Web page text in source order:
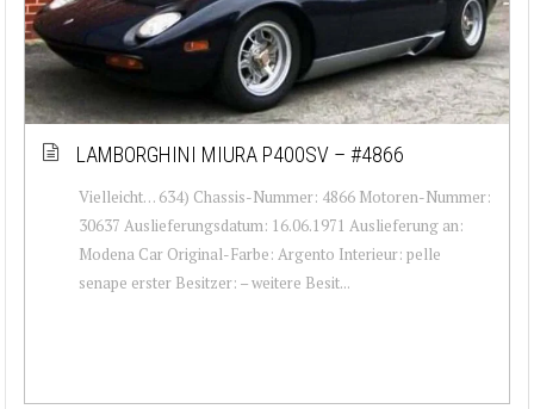
LAMBORGHINI MIURA P400SV – #4866
Vielleicht… 634) Chassis-Nummer: 4866 Motoren-Nummer:
30637 Auslieferungsdatum: 16.06.1971 Auslieferung an:
Modena Car Original-Farbe: Argento Interieur: pelle
senape erster Besitzer: – weitere Besit...